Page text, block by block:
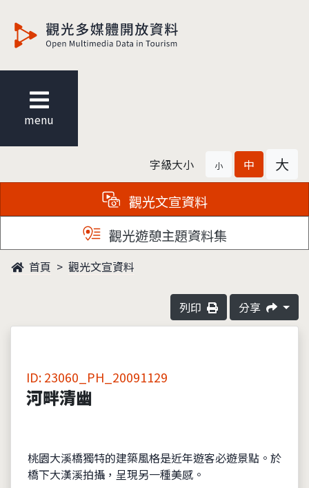
menu
字級大小 小 中 大
觀光文宣資料
觀光遊憩主題資料集
首頁 觀光文宣資料
列印 分享
ID: 23060_PH_20091129
河畔清幽
桃園大溪橋獨特的建築風格是近年遊客必遊景點。於
橋下大漢溪拍攝，呈現另一種美感。